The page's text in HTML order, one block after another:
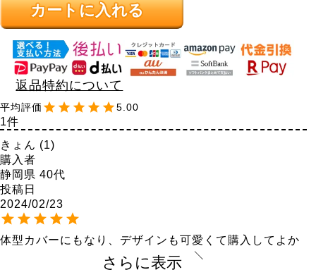
カートに入れる
返品特約について
5.00
1
きょん
1
購入者
静岡県 40代
投稿日
2024/02/23
体型カバーにもなり、デザインも可愛くて購入してよか
春先や秋くらいに重宝しそうな生地の感じなので、これ
さらに表示